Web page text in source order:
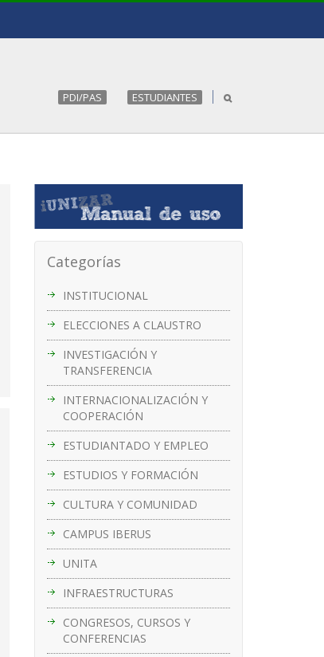
PDI/PAS ESTUDIANTES
Categorías
INSTITUCIONAL
ELECCIONES A CLAUSTRO
INVESTIGACIÓN Y
TRANSFERENCIA
INTERNACIONALIZACIÓN Y
COOPERACIÓN
ESTUDIANTADO Y EMPLEO
ESTUDIOS Y FORMACIÓN
CULTURA Y COMUNIDAD
CAMPUS IBERUS
UNITA
INFRAESTRUCTURAS
CONGRESOS, CURSOS Y
CONFERENCIAS